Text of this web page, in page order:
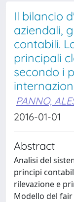
Il bilancio
aziendali,
contabili.
principali
secondo i
PANNO,
2016-01-01
Abstract
Analisi del
principi
rilevazione e
Modello del